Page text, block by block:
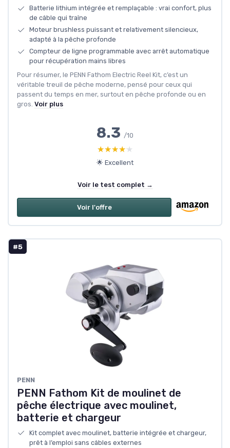
Batterie lithium intégrée et remplaçable : vrai confort, plus
de câble qui traîne
Moteur brushless puissant et relativement silencieux,
adapté à la pêche profonde
Compteur de ligne programmable avec arrêt automatique
pour récupération mains libres
Pour résumer, le PENN Fathom Electric Reel Kit, c’est un
véritable treuil de pêche moderne, pensé pour ceux qui
passent du temps en mer, surtout en pêche profonde ou en
gros. Voir plus
8.3 /10
★★★★★
★★★★★
🌟 Excellent
Voir le test complet →
Voir l'offre
#5
PENN
PENN Fathom Kit de moulinet de
pêche électrique avec moulinet,
batterie et chargeur
Kit complet avec moulinet, batterie intégrée et chargeur,
prêt à l’emploi sans câbles externes